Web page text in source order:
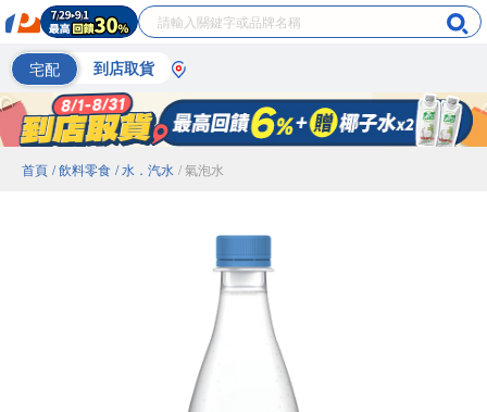
宅配 到店取貨
首頁 / 飲料零食 / 水．汽水 / 氣泡水